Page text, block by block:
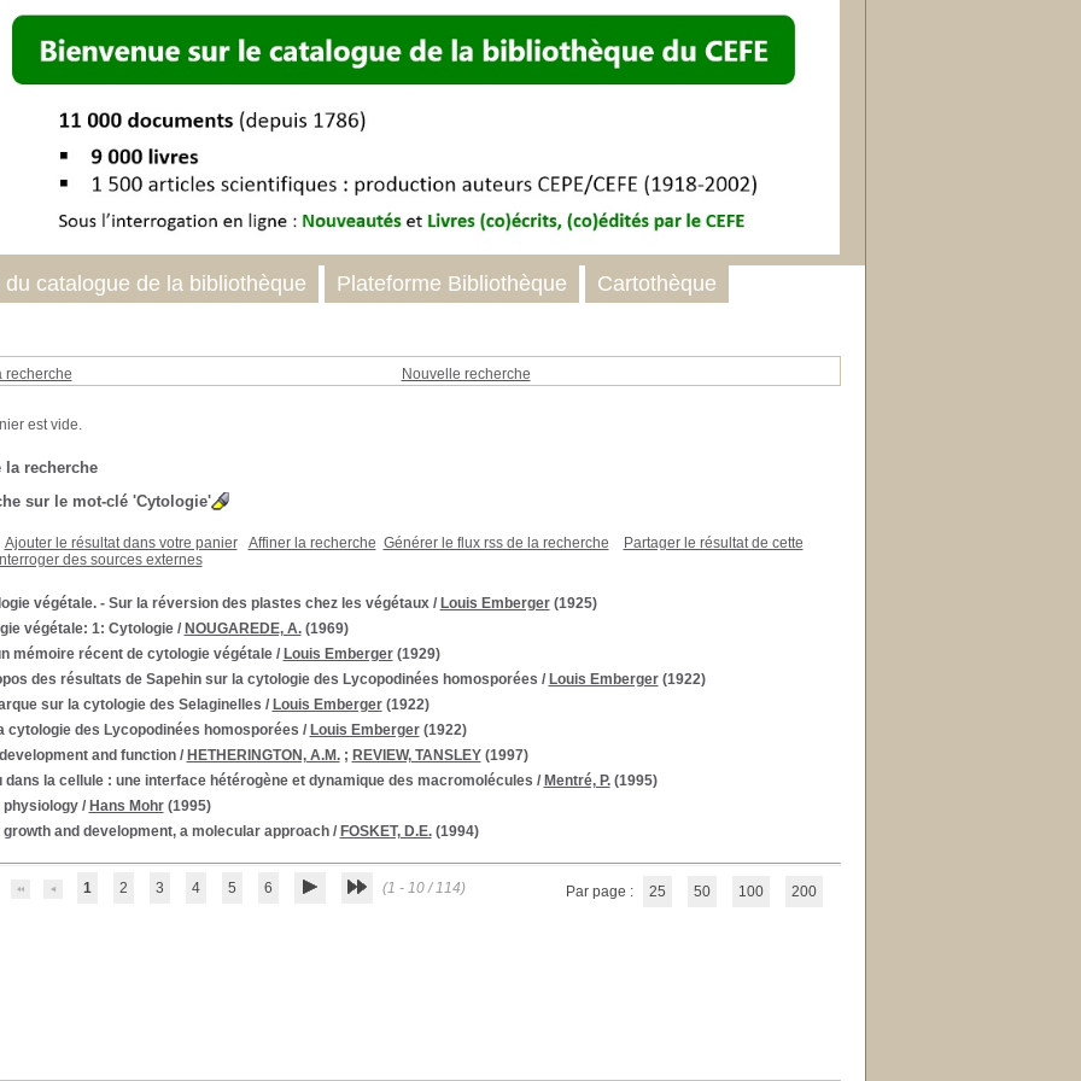
recherche Nouvelle recherche
la recherche
sur le mot-clé 'Cytologie'
Ajouter le résultat dans votre panier Affiner la recherche Générer le flux rss de la recherche
Partager le résultat de cette
Interroger des sources externes
végétale. - Sur la réversion des plastes chez les végétaux/ Louis Emberger(1925)
végétale: 1: Cytologie/ NOUGAREDE, A.(1969)
mémoire récent de cytologie végétale/ Louis Emberger(1929)
des résultats de Sapehin sur la cytologie des Lycopodinées homosporées / Louis Emberger(1922)
sur la cytologie des Selaginelles / Louis Emberger(1922)
cytologie des Lycopodinées homosporées / Louis Emberger(1922)
and function/ HETHERINGTON, A.M.; REVIEW, TANSLEY(1997)
dans la cellule : une interface hétérogène et dynamique des macromolécules / Mentré, P.(1995)
physiology/ Hans Mohr(1995)
growth and development, a molecular approach/ FOSKET, D.E.(1994)
1 2 3 4 5 6 (1 - 10 / 114) Par page : 25 50 100 200
du catalogue de la bibliothèque Plateforme Bibliothèque Cartothèque